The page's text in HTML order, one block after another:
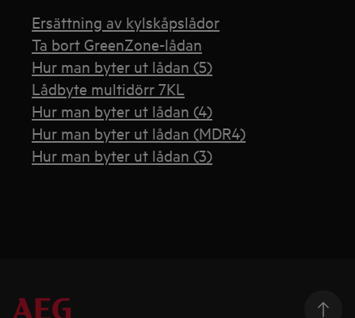
Ersättning av kylskåpslådor
Ta bort GreenZone-lådan
Hur man byter ut lådan (5)
Lådbyte multidörr 7KL
Hur man byter ut lådan (4)
Hur man byter ut lådan (MDR4)
Hur man byter ut lådan (3)